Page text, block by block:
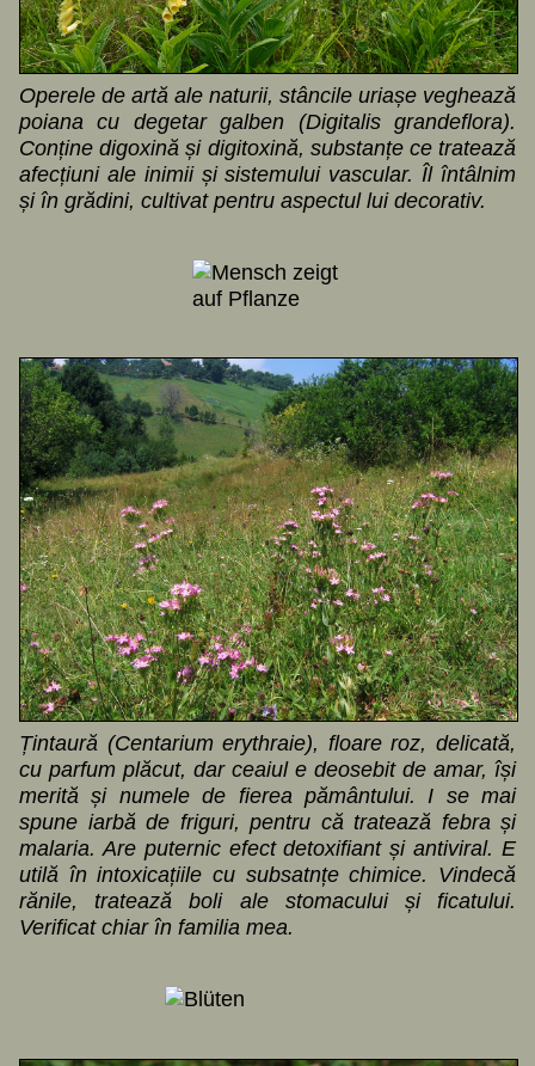
Operele de artă ale naturii, stâncile uriașe veghează
poiana cu degetar galben (Digitalis grandeflora).
Conține digoxină și digitoxină, substanțe ce tratează
afecțiuni ale inimii și sistemului vascular. Îl întâlnim
și în grădini, cultivat pentru aspectul lui decorativ.
Țintaură (Centarium erythraie), floare roz, delicată,
cu parfum plăcut, dar ceaiul e deosebit de amar, își
merită și numele de fierea pământului. I se mai
spune iarbă de friguri, pentru că tratează febra și
malaria. Are puternic efect detoxifiant și antiviral. E
utilă în intoxicațiile cu subsatnțe chimice. Vindecă
rănile, tratează boli ale stomacului și ficatului.
Verificat chiar în familia mea.